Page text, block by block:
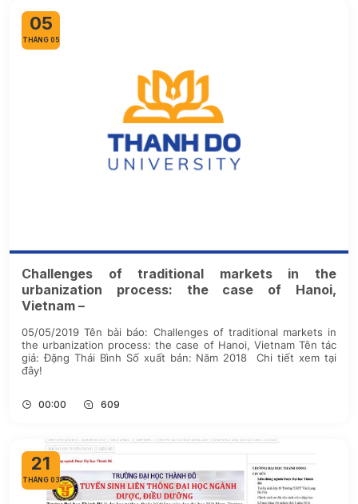
05
THÁNG 05
Challenges of traditional markets in the
urbanization process: the case of Hanoi,
Vietnam –
05/05/2019 Tên bài báo: Challenges of traditional markets in
the urbanization process: the case of Hanoi, Vietnam Tên tác
giả: Đặng Thái Bình Số xuất bản: Năm 2018 Chi tiết xem tại
đây!
00:00 609
21
THÁNG 03